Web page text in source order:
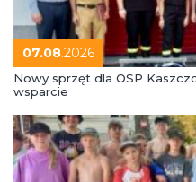
07.08.2026
Nowy sprzęt dla OSP
wsparcie